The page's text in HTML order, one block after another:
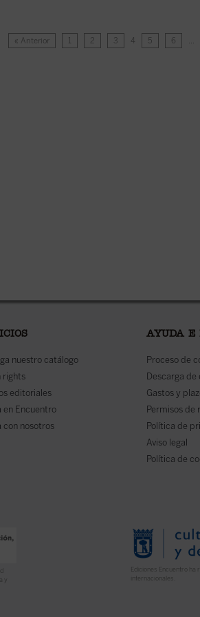
« Anterior 1 2 3 4 5 6 …
nuestro catálogo
rights
editoriales
en Encuentro
con nosotros
AYUDA E
Proceso de
Descarga de
Gastos y
Permisos de
Política de
Aviso legal
Política de
y
Ediciones Encuentro